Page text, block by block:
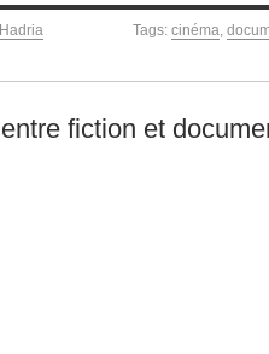
Tags: cinéma
fiction et